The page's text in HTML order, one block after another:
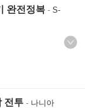
완전정복 - S-
전투 - 나니아